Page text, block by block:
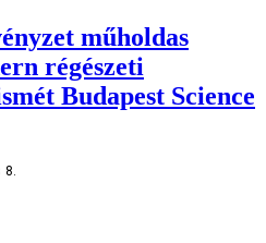
műholdas
régészeti
Budapest Science
8.